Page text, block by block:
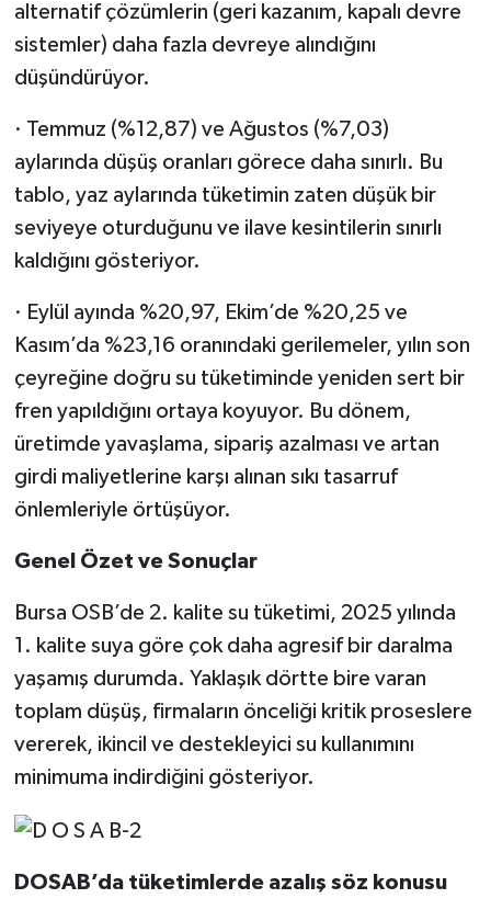
alternatif çözümlerin (geri kazanım, kapalı devre
sistemler) daha fazla devreye alındığını
düşündürüyor.
· Temmuz (%12,87) ve Ağustos (%7,03)
aylarında düşüş oranları görece daha sınırlı. Bu
tablo, yaz aylarında tüketimin zaten düşük bir
seviyeye oturduğunu ve ilave kesintilerin sınırlı
kaldığını gösteriyor.
· Eylül ayında %20,97, Ekim’de %20,25 ve
Kasım’da %23,16 oranındaki gerilemeler, yılın son
çeyreğine doğru su tüketiminde yeniden sert bir
fren yapıldığını ortaya koyuyor. Bu dönem,
üretimde yavaşlama, sipariş azalması ve artan
girdi maliyetlerine karşı alınan sıkı tasarruf
önlemleriyle örtüşüyor.
Genel Özet ve Sonuçlar
Bursa OSB’de 2. kalite su tüketimi, 2025 yılında
1. kalite suya göre çok daha agresif bir daralma
yaşamış durumda. Yaklaşık dörtte bire varan
toplam düşüş, firmaların önceliği kritik proseslere
vererek, ikincil ve destekleyici su kullanımını
minimuma indirdiğini gösteriyor.
DOSAB’da tüketimlerde azalış söz konusu